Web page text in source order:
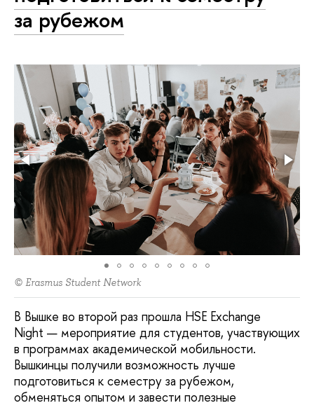
за рубежом
© Erasmus Student Network
В Вышке во второй раз прошла HSE Exchange
Night — мероприятие для студентов, участвующих
в программах академической мобильности.
Вышкинцы получили возможность лучше
подготовиться к семестру за рубежом,
обменяться опытом и завести полезные